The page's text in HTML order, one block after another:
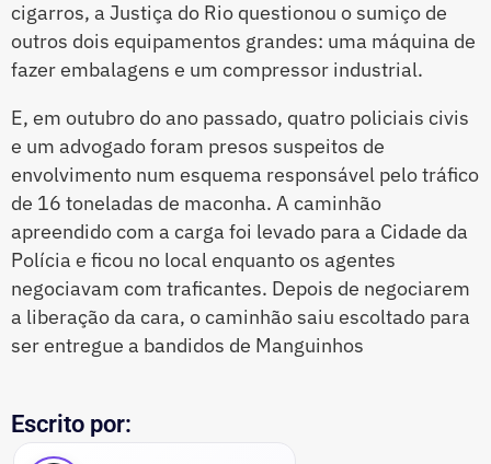
cigarros, a Justiça do Rio questionou o sumiço de
outros dois equipamentos grandes: uma máquina de
fazer embalagens e um compressor industrial.
E, em outubro do ano passado, quatro policiais civis
e um advogado foram presos suspeitos de
envolvimento num esquema responsável pelo tráfico
de 16 toneladas de maconha. A caminhão
apreendido com a carga foi levado para a Cidade da
Polícia e ficou no local enquanto os agentes
negociavam com traficantes. Depois de negociarem
a liberação da cara, o caminhão saiu escoltado para
ser entregue a bandidos de Manguinhos
Escrito por: